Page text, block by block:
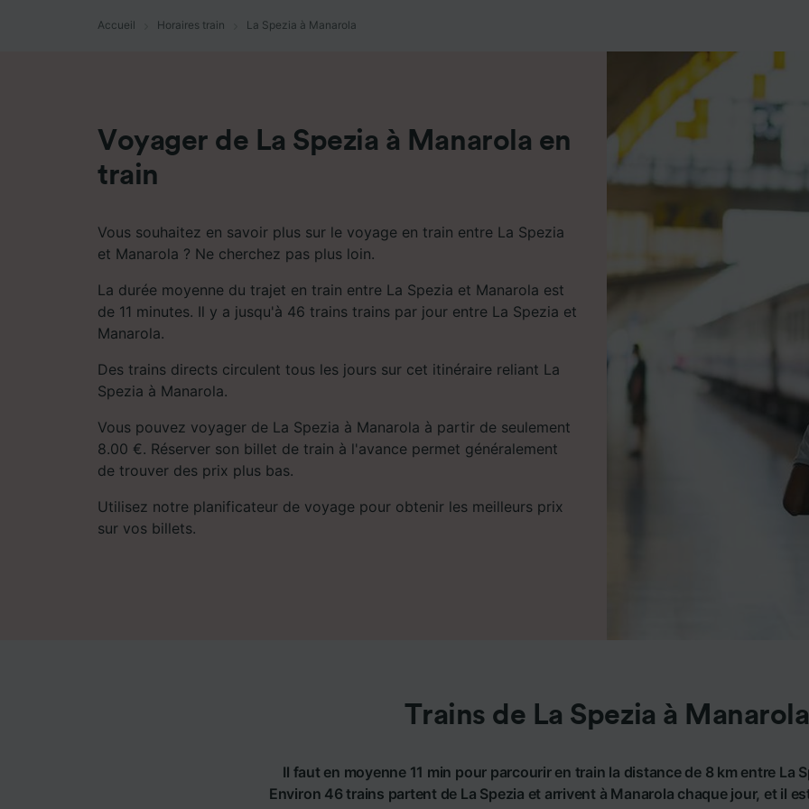
Accueil Horaires train La Spezia à Manarola
Voyager de La Spezia à Manarola en
train
Vous souhaitez en savoir plus sur le voyage en train entre La Spezia
et Manarola ? Ne cherchez pas plus loin.
La durée moyenne du trajet en train entre La Spezia et Manarola est
de 11 minutes. Il y a jusqu'à 46 trains trains par jour entre La Spezia et
Manarola.
Des trains directs circulent tous les jours sur cet itinéraire reliant La
Spezia à Manarola.
Vous pouvez voyager de La Spezia à Manarola à partir de seulement
8.00 €. Réserver son billet de train à l'avance permet généralement
de trouver des prix plus bas.
Utilisez notre planificateur de voyage pour obtenir les meilleurs prix
sur vos billets.
Trains de La Spezia à Manarola
Il faut en moyenne 11 min pour parcourir en train la distance de 8 km entre La
Environ 46 trains partent de La Spezia et arrivent à Manarola chaque jour, et il
développement de services.
Liste de nos partenaires (fournisseurs)